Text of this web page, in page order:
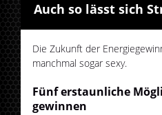
Auch so lässt sich
Die Zukunft der
manchmal sogar sexy.
Fünf erstaunliche
gewinnen